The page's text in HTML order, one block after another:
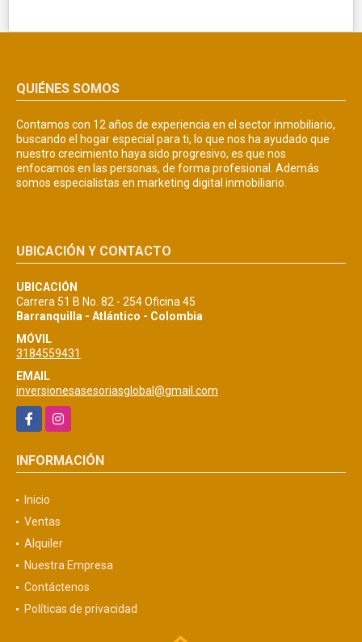
QUIÉNES SOMOS
Contamos con 12 años de experiencia en el sector inmobiliario,
buscando el hogar especial para ti, lo que nos ha ayudado que
nuestro crecimiento haya sido progresivo, es que nos
enfocamos en las personas, de forma profesional. Además
somos especialistas en marketing digital inmobiliario.
UBICACIÓN Y CONTACTO
UBICACIÓN
Carrera 51 B No. 82 - 254 Oficina 45
Barranquilla - Atlántico - Colombia
MÓVIL
3184559431
EMAIL
inversionesasesoriasglobal@gmail.com
FacebookInstagram
INFORMACIÓN
Inicio
Ventas
Alquiler
Nuestra Empresa
Contáctenos
Políticas de privacidad